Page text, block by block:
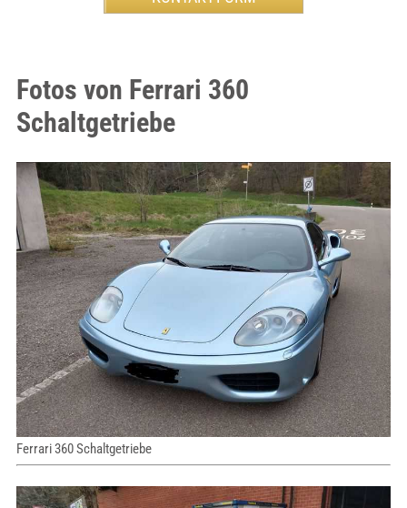
Fotos von Ferrari 360
Schaltgetriebe
Ferrari 360 Schaltgetriebe